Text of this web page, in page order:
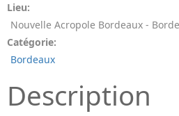
Lieu:
Nouvelle Acropole Bordeaux -
Catégorie:
Bordeaux
Description